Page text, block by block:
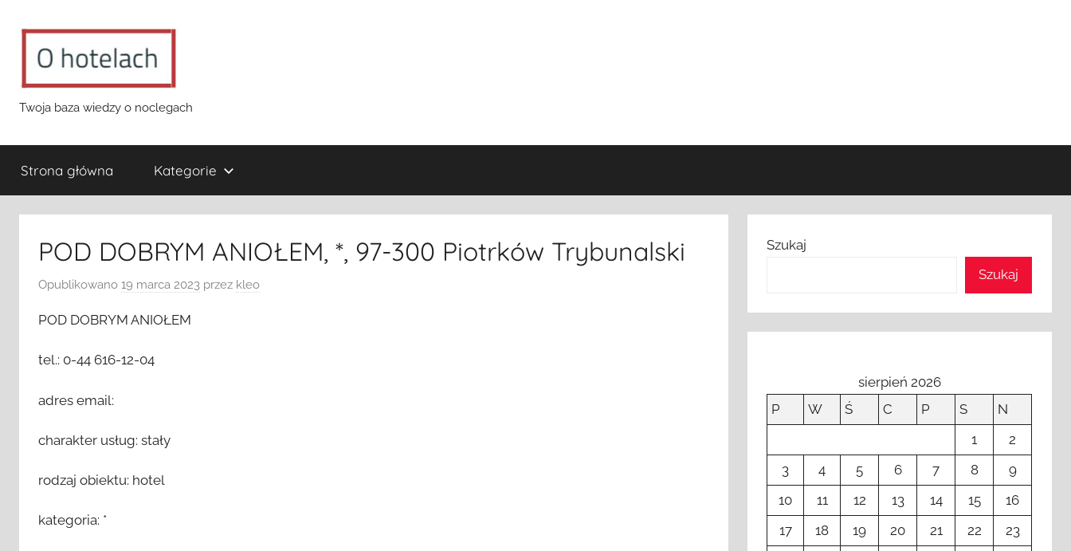
o-
hotelach.pl
Twoja baza wiedzy o noclegach
Strona główna Kategorie
POD DOBRYM ANIOŁEM, *, 97-300 Piotrków Trybunalski
Opublikowano 19 marca 2023 przez kleo
POD DOBRYM ANIOŁEM
tel.: 0-44 616-12-04
adres email:
charakter usług: stały
rodzaj obiektu: hotel
kategoria: *
Szukaj
Szukaj
sierpień 2026
P
W Ś C P S
N
1
2
3
4 5 6 7 8
9
10
11 12 13 14 15
16
17
18 19 20 21 22
23